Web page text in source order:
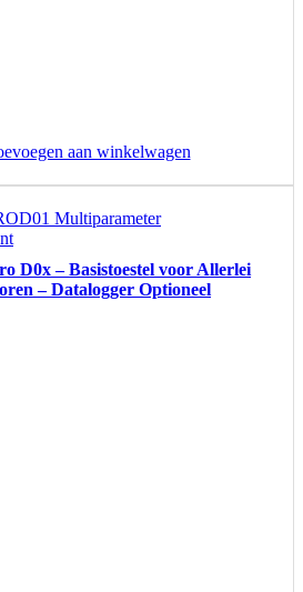
aan winkelwagen
D0x – Basistoestel voor Allerlei
– Datalogger Optioneel